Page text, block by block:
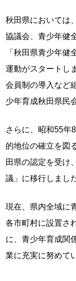
秋田県においては
協議会、青少年健
「秋田県青少年
運動がスタートし
会員制の導入など
少年育成秋田県民
さらに、昭和55年
的地位の確立を図
田県の認定を受け
議」に移行しまし
現在、県内全域に
各市町村に設置さ
に、青少年育成関
業に充実に努めて